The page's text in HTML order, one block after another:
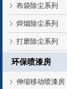
布袋除尘系列
焊烟除尘系列
打磨除尘系列
环保喷漆房
伸缩移动喷漆房